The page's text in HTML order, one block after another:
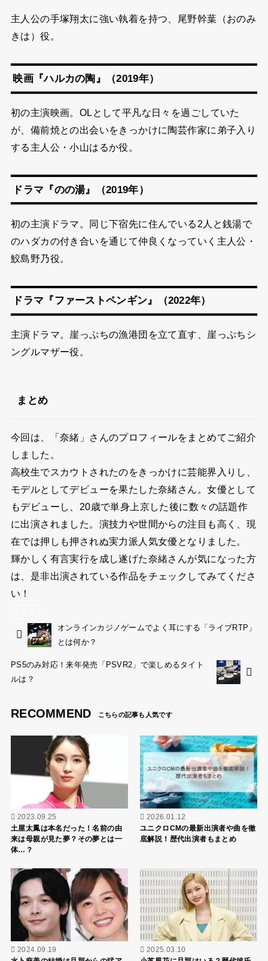
主人公の手塚翔太に強い執着を持つ、尾野幹葉（おのみ
きは）役。
映画『ハルカの陶』（2019年）
初の主演映画。OLとして平凡な日々を過ごしていた
が、備前焼との出会いをきっかけに陶芸作家に弟子入り
する主人公・小山はるか役。
ドラマ『のの湯』（2019年）
初の主演ドラマ。同じ下宿先に住んでいる2人と銭湯で
のハダカの付き合いを通じて仲良くなっていく主人公・
鮫島野乃役。
ドラマ『ファーストペンギン』（2022年）
主演ドラマ。崖っぷちの漁港団を立て直す、崖っぷちシ
ングルマザー役。
まとめ
今回は、「奈緒」さんのプロフィールをまとめてご紹介
しました。
高校生でスカウトされたのをきっかけに芸能界入りし、
モデルとしてデビューを果たした奈緒さん。女優として
もデビューし、20歳で単身上京した後に数々の話題作
に出演されました。演技力や世間からの注目も高く、現
在では押しも押されぬ実力派人気女優となりました。
輝かしく有言実行を成し遂げた奈緒さんが気になった方
は、是非出演されている作品をチェックしてみてくださ
い！
オンラインカジノゲームでよく耳にする「ライブRTP」
とは何か？
PS5のみ対応！来年発売「PSVR2」で楽しめるタイト
ルは？
RECOMMEND
2023.09.25
土屋太鳳は本名だった！名前の由
来は母親が見た夢？その夢とは一
体…？
2026.01.12
ユニクロCMの最新出演者や曲を徹
底解説！歴代出演者もまとめ
2024.09.19 2025.03.10